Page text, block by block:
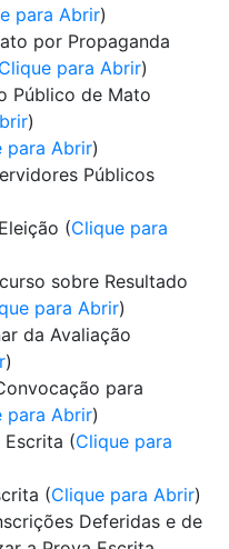
para Abrir)
por Propaganda
Clique para Abrir)
Público de Mato
)
para Abrir)
Públicos
(Clique para
sobre Resultado
para Abrir)
da Avaliação
)
para
para Abrir)
(Clique para
(Clique para Abrir)
Deferidas e de